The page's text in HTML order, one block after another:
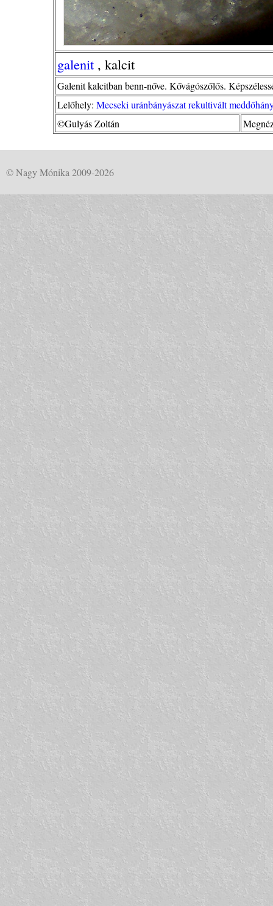
galenit , kalcit
Galenit kalcitban benn-nőve. Kővágószőlős.
Lelőhely: Mecseki uránbányászat rekultivált
©Gulyás Zoltán
© Nagy Mónika 2009-2026